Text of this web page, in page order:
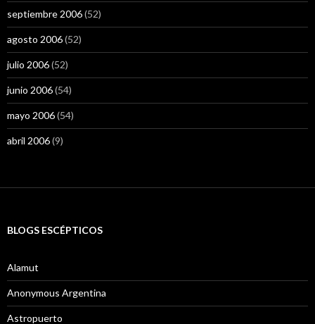
septiembre 2006(52)
agosto 2006(52)
julio 2006(52)
junio 2006(54)
mayo 2006(54)
abril 2006(9)
BLOGS ESCÉPTICOS
Alamut
Anonymous Argentina
Astropuerto